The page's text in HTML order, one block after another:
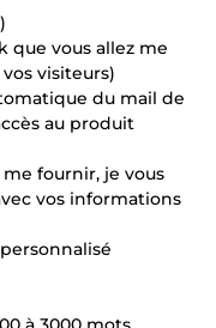
que vous allez me
visiteurs)
du mail de
au produit
fournir, je vous
vos informations